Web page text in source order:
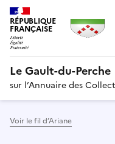
RÉPUBLIQUE
FRANÇAISE
Le Gault-du-Perche
sur l’Annuaire des
Voir le fil d’Ariane